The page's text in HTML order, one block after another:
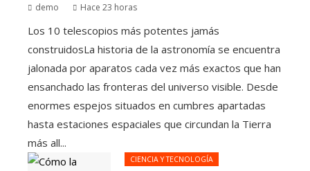
demo Hace 23 horas
Los 10 telescopios más potentes jamás
construidosLa historia de la astronomía se encuentra
jalonada por aparatos cada vez más exactos que han
ensanchado las fronteras del universo visible. Desde
enormes espejos situados en cumbres apartadas
hasta estaciones espaciales que circundan la Tierra
más all...
CIENCIA Y TECNOLOGÍA